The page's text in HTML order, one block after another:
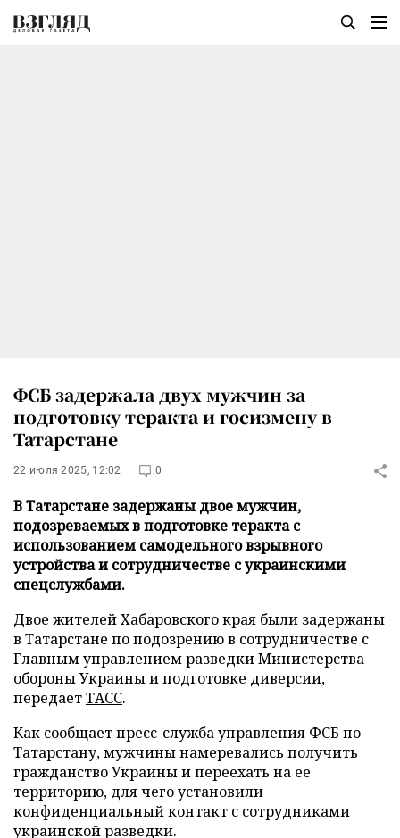
ФСБ задержала двух мужчин за
подготовку теракта и госизмену в
Татарстане
22 июля 2025, 12:02 0
В Татарстане задержаны двое мужчин,
подозреваемых в подготовке теракта с
использованием самодельного взрывного
устройства и сотрудничестве с украинскими
спецслужбами.
Двое жителей Хабаровского края были задержаны
в Татарстане по подозрению в сотрудничестве с
Главным управлением разведки Министерства
обороны Украины и подготовке диверсии,
передаетТАСС.
Как сообщает пресс-служба управления ФСБ по
Татарстану, мужчины намеревались получить
гражданство Украины и переехать на ее
территорию, для чего установили
конфиденциальный контакт с сотрудниками
украинской разведки.